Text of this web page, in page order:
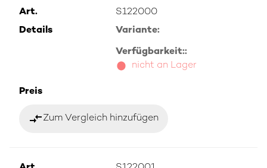
Art.
S122000
Details
Variante:
Verfügbarkeit::
nicht an Lager
Preis
compare_arrowsZum Vergleich hinzufügen